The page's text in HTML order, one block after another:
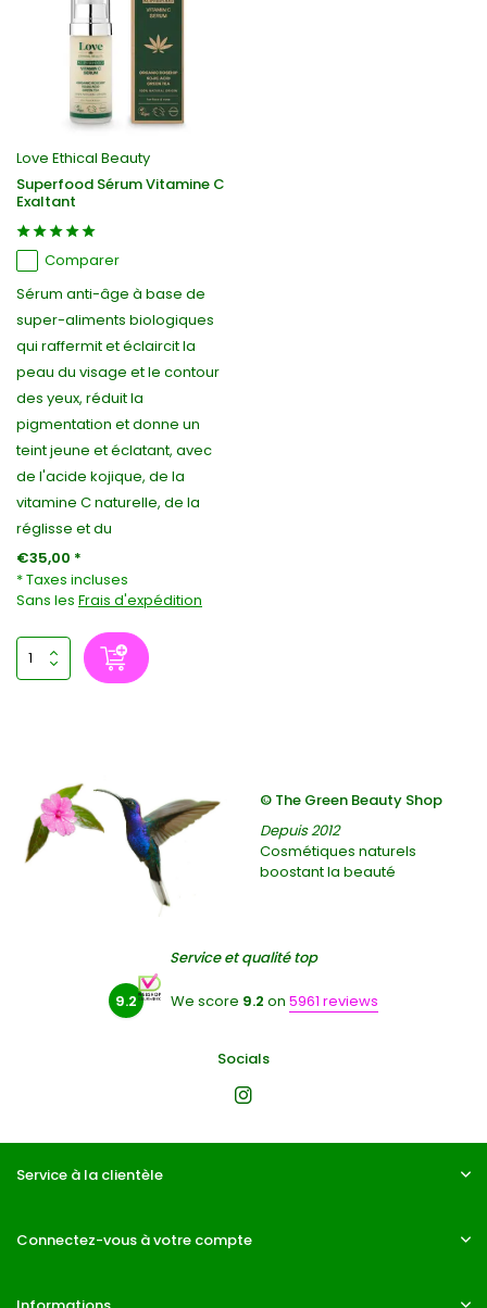
Love Ethical Beauty
Superfood Sérum Vitamine C
Exaltant
Comparer
Sérum anti-âge à base de
super-aliments biologiques
qui raffermit et éclaircit la
peau du visage et le contour
des yeux, réduit la
pigmentation et donne un
teint jeune et éclatant, avec
de l'acide kojique, de la
vitamine C naturelle, de la
réglisse et du
€35,00 *
* Taxes incluses
Sans les Frais d'expédition
© The Green Beauty Shop
Depuis 2012
Cosmétiques naturels
boostant la beauté
Service et qualité top
9.2 We score 9.2 on 5961 reviews
Socials
Service à la clientèle
Connectez-vous à votre compte